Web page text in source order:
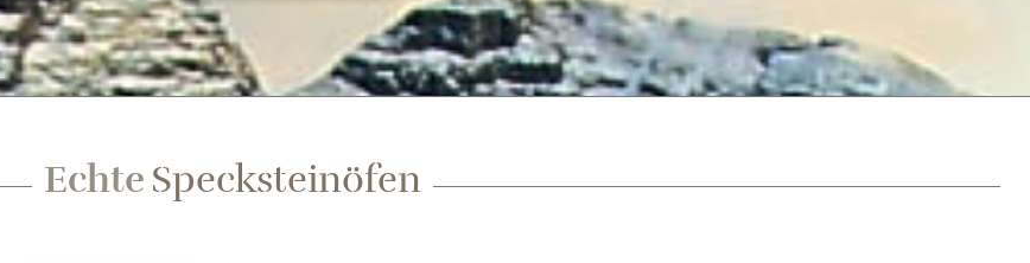
10 cm
EchteSpecksteinöfen